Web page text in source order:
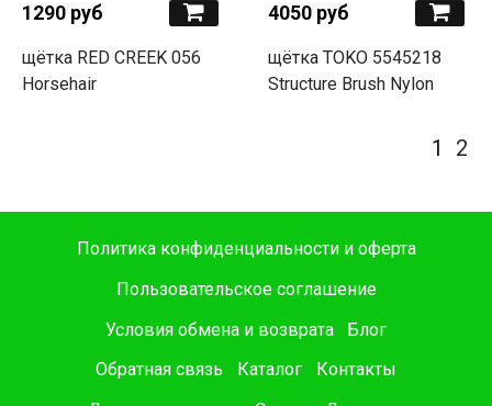
1290 руб
щётка RED CREEK 056
Horsehair
4050 руб
щётка TOKO 5545218
Structure Brush Nylon
1 2
Политика конфиденциальности и оферта
Пользовательское соглашение
Условия обмена и возврата
Блог
Обратная связь
Каталог
Контакты